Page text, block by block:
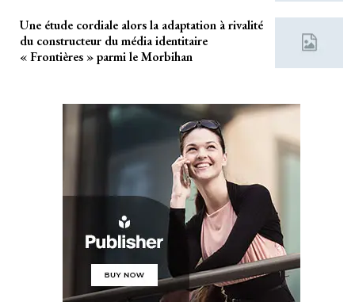
Une étude cordiale alors la adaptation à rivalité
du constructeur du média identitaire
« Frontières » parmi le Morbihan